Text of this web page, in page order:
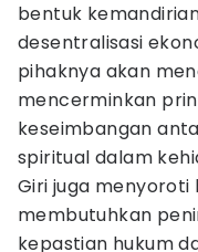
bentuk
desentralisasi
pihaknya akan
mencerminkan
keseimbangan
spiritual dalam
Giri juga menyoroti
membutuhkan
kepastian hukum